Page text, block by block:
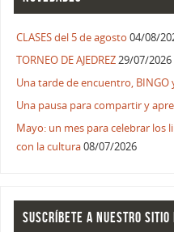
CLASES del 5 de agosto 04/08/
TORNEO DE AJEDREZ29/07/2026
Una tarde de encuentro, BINGO
Una pausa para compartir y
Mayo: un mes para celebrar los
con la cultura08/07/2026
SUSCRÍBETE A NUESTRO SITIO